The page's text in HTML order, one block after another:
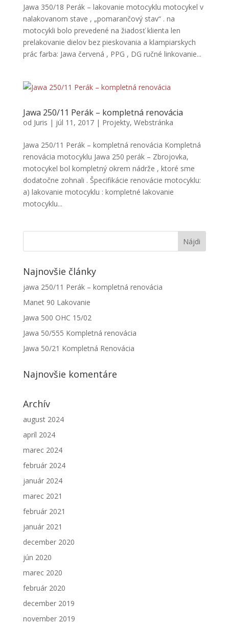
Jawa 350/18 Perák – lakovanie motocyklu motocykel v
nalakovanom stave , „pomarančový stav“ . na
motocykli bolo prevedené na žiadosť klienta len
prelakovanie dielov bez pieskovania a klampiarskych
prác farba: Jawa červená , PPG , DG ručné linkovanie...
Jawa 250/11 Perák – kompletná renovácia
od Juris | júl 11, 2017| Projekty, Webstránka
Jawa 250/11 Perák – kompletná renovácia Kompletná
renovácia motocyklu Jawa 250 perák – Zbrojovka,
motocykel bol kompletný okrem nádrže , ktoré sme
dodatočne zohnali . Špecifikácie renovácie motocyklu:
a) lakovanie motocyklu : kompletné lakovanie
motocyklu...
Najnovšie články
jawa 250/11 Perák – kompletná renovácia
Manet 90 Lakovanie
Jawa 500 OHC 15/02
Jawa 50/555 Kompletná renovácia
Jawa 50/21 Kompletná Renovácia
Najnovšie komentáre
Archív
august 2024
apríl 2024
marec 2024
február 2024
január 2024
marec 2021
február 2021
január 2021
december 2020
jún 2020
marec 2020
február 2020
december 2019
november 2019